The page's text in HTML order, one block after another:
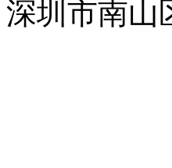
深圳市南山